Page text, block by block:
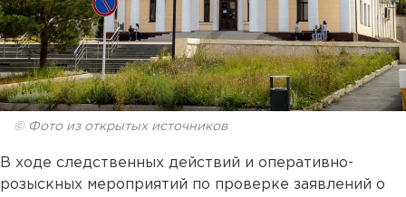
© Фото из открытых источников
В ходе следственных действий и оперативно-
розыскных мероприятий по проверке заявлений о